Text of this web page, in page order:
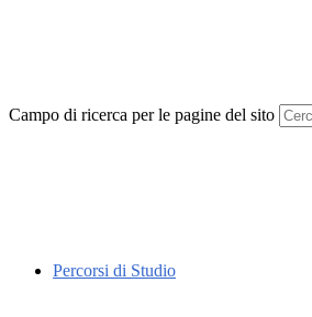
Campo di ricerca per le pagine del sito
Percorsi di Studio